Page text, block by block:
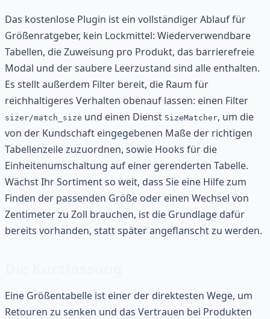
Das kostenlose Plugin ist ein vollständiger Ablauf für
Größenratgeber, kein Lockmittel: Wiederverwendbare
Tabellen, die Zuweisung pro Produkt, das barrierefreie
Modal und der saubere Leerzustand sind alle enthalten.
Es stellt außerdem Filter bereit, die Raum für
reichhaltigeres Verhalten obenauf lassen: einen Filter
sizer/match_size und einen Dienst SizeMatcher, um die
von der Kundschaft eingegebenen Maße der richtigen
Tabellenzeile zuzuordnen, sowie Hooks für die
Einheitenumschaltung auf einer gerenderten Tabelle.
Wächst Ihr Sortiment so weit, dass Sie eine Hilfe zum
Finden der passenden Größe oder einen Wechsel von
Zentimeter zu Zoll brauchen, ist die Grundlage dafür
bereits vorhanden, statt später angeflanscht zu werden.
Eine Größentabelle ist einer der direktesten Wege, um
Retouren zu senken und das Vertrauen bei Produkten